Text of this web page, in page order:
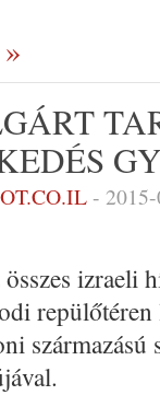
-
izraeli